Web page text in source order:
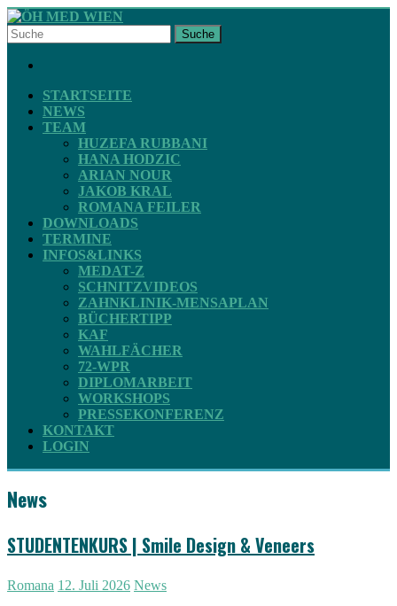
Skip
to
content
ÖH
WIEN
ZAHNMEDIZIN
Suche
STARTSEITE
NEWS
TEAM
HUZEFA RUBBANI
HANA HODZIC
ARIAN NOUR
JAKOB KRAL
ROMANA FEILER
DOWNLOADS
TERMINE
INFOS&LINKS
MEDAT-Z
SCHNITZVIDEOS
ZAHNKLINIK-MENSAPLAN
BÜCHERTIPP
KAF
WAHLFÄCHER
72-WPR
DIPLOMARBEIT
WORKSHOPS
PRESSEKONFERENZ
KONTAKT
LOGIN
News
STUDENTENKURS | Smile Design & Veneers
Romana 12. Juli 2026 News